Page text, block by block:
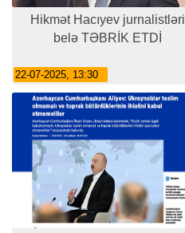
Hikmət Hacıyev jurnalistləri
belə TƏBRİK ETDİ
22-07-2025, 13:30